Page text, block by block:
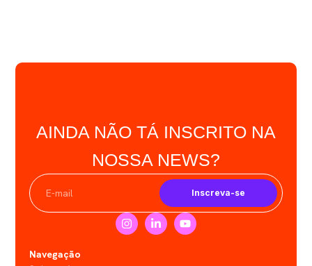
AINDA NÃO TÁ INSCRITO NA
NOSSA NEWS?
Inscreva-se
Navegação